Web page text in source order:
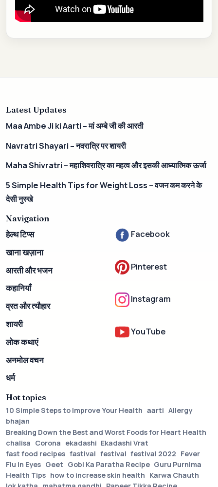
Latest Updates
Maa Ambe Ji ki Aarti – मां अम्बे जी की आरती
Navratri Shayari – नवरात्रि पर शायरी
Maha Shivratri – महाशिवरात्रि का महत्व और इसकी आध्यात्मिक ऊर्जा
5 Simple Health Tips for Weight Loss – वजन कम करने के
देसी नुस्खे
Navigation
हेल्थ टिप्स
खाना खज़ाना
आरती और भजन
कहानियाँ
व्रत और त्यौहार
शायरी
लोक कथाएं
अनमोल वचन
धर्म
Facebook
Pinterest
Instagram
YouTube
Hot topics
10 Simple Steps to Improve Your Health aarti Allergy
bhajan
Breaking Down the Best and Worst Foods for Heart Health
chalisa Corona ekadashi Ekadashi Vrat
fast food recipes fastival festival festival 2022 Fever
Flu in Eyes Geet Gobi Ka Paratha Recipe Guru Purnima
Health Tips how to increase skin health Karwa Chauth